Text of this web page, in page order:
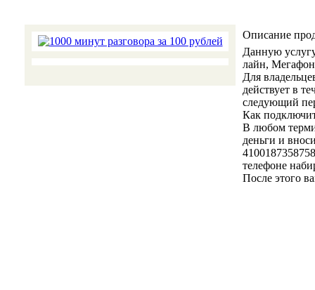
Описание
Данную
лайн,
Для
действует в
следующий
Как
В любом
деньги и
телефоне
После этого